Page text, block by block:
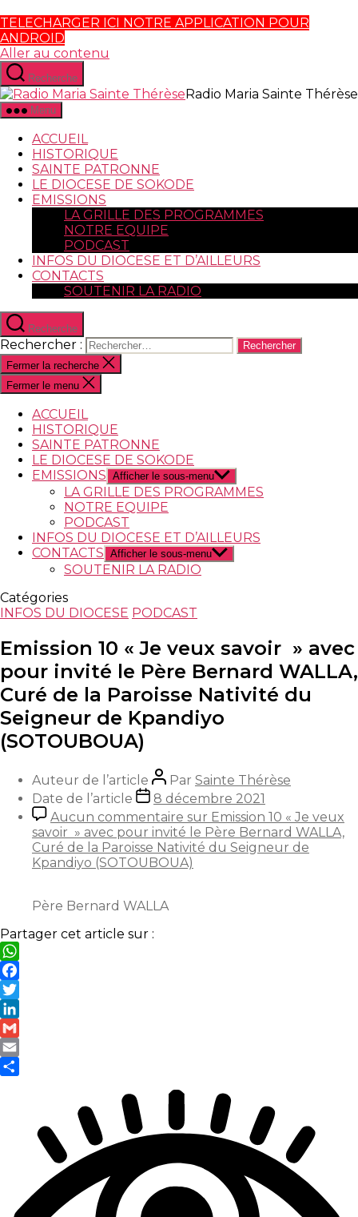
TELECHARGER ICI NOTRE APPLICATION POUR
ANDROID
Aller au contenu
Recherche
Radio Maria Sainte Thérèse
Menu
ACCUEIL
HISTORIQUE
SAINTE PATRONNE
LE DIOCESE DE SOKODE
EMISSIONS
LA GRILLE DES PROGRAMMES
NOTRE EQUIPE
PODCAST
INFOS DU DIOCESE ET D’AILLEURS
CONTACTS
SOUTENIR LA RADIO
Recherche
Rechercher :
Fermer la recherche
Fermer le menu
ACCUEIL
HISTORIQUE
SAINTE PATRONNE
LE DIOCESE DE SOKODE
EMISSIONS Afficher le sous-menu
LA GRILLE DES PROGRAMMES
NOTRE EQUIPE
PODCAST
INFOS DU DIOCESE ET D’AILLEURS
CONTACTS Afficher le sous-menu
SOUTENIR LA RADIO
Catégories
INFOS DU DIOCESE PODCAST
Emission 10 « Je veux savoir » avec
pour invité le Père Bernard WALLA,
Curé de la Paroisse Nativité du
Seigneur de Kpandiyo
(SOTOUBOUA)
Auteur de l’article Par Sainte Thérèse
Date de l’article
8 décembre 2021
Aucun commentaire sur Emission 10 « Je veux
savoir » avec pour invité le Père Bernard WALLA,
Curé de la Paroisse Nativité du Seigneur de
Kpandiyo (SOTOUBOUA)
Père Bernard WALLA
Partager cet article sur :
WhatsApp
Facebook
Twitter
LinkedIn
Gmail
Email